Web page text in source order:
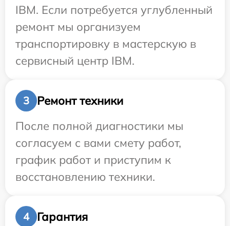
IBM. Если потребуется углубленный
ремонт мы организуем
транспортировку в мастерскую в
сервисный центр IBM.
3
Ремонт техники
После полной диагностики мы
согласуем с вами смету работ,
график работ и приступим к
восстановлению техники.
4
Гарантия